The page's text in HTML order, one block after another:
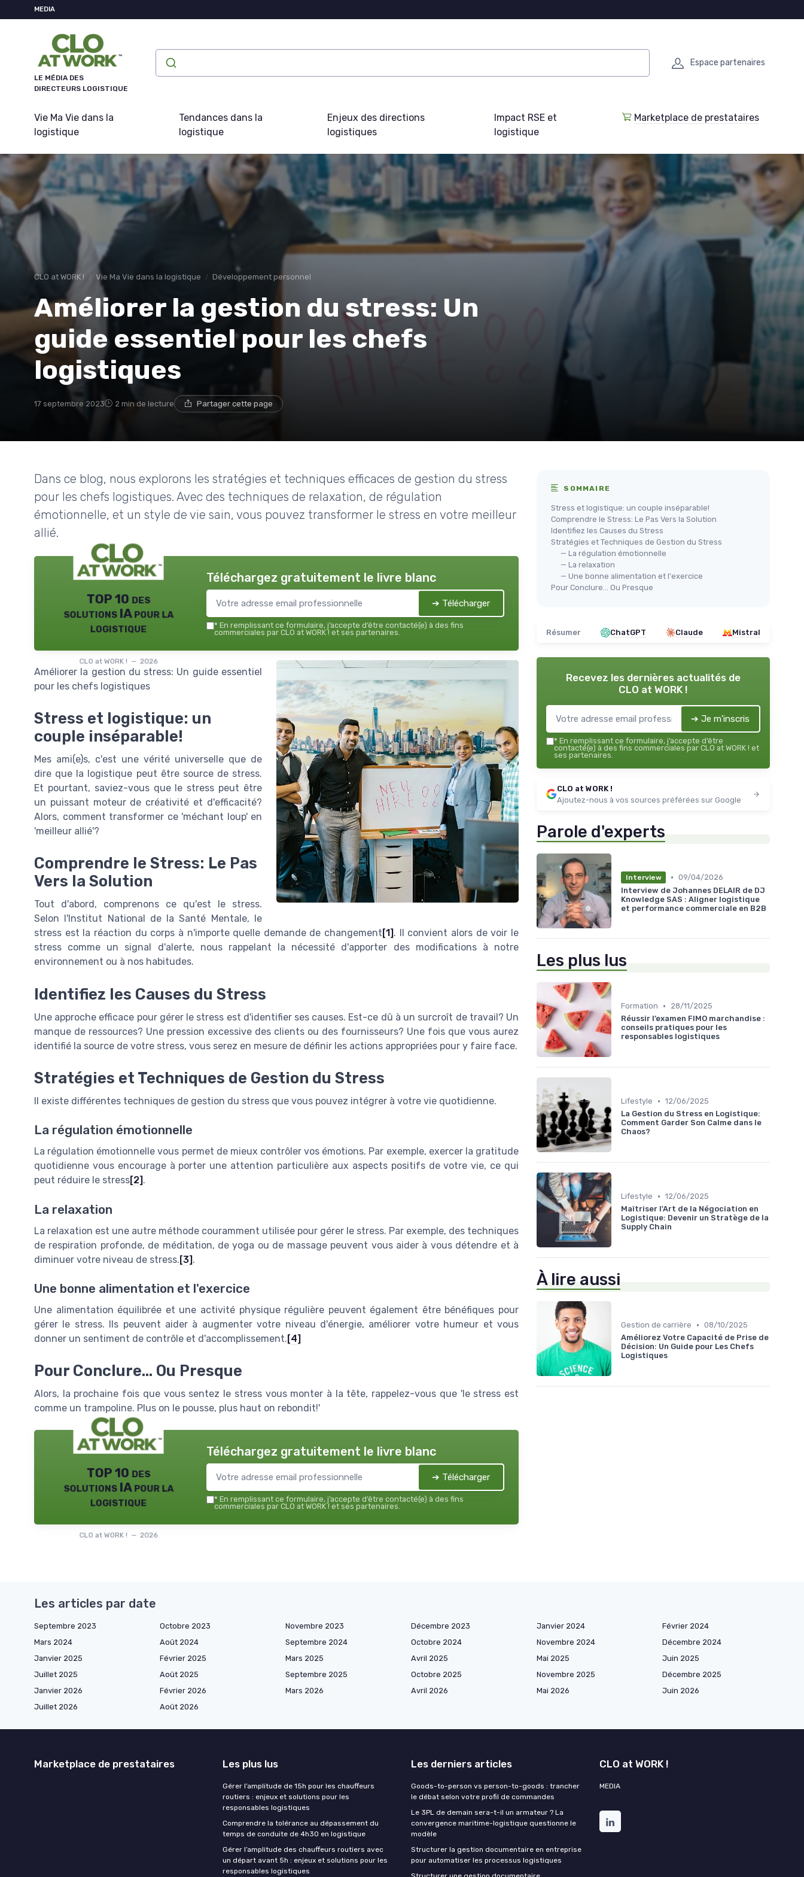
MEDIA
LE MÉDIA DES
DIRECTEURS LOGISTIQUE
Espace partenaires
Vie Ma Vie dans la
logistique
Tendances dans la
logistique
Enjeux des directions
logistiques
Impact RSE et
logistique
Marketplace de prestataires
CLO at WORK ! Vie Ma Vie dans la logistique Développement personnel
Améliorer la gestion du stress: Un
guide essentiel pour les chefs
logistiques
17 septembre 2023 2 min de lecture Partager cette page
Dans ce blog, nous explorons les stratégies et techniques efficaces de gestion du stress
pour les chefs logistiques. Avec des techniques de relaxation, de régulation
émotionnelle, et un style de vie sain, vous pouvez transformer le stress en votre meilleur
allié.
TOP 10 des
solutions IA pour la
logistique
CLO at WORK ! — 2026
Téléchargez gratuitement le livre blanc
➔ Télécharger
* En remplissant ce formulaire, j’accepte d’être contacté(e) à des fins
commerciales par CLO at WORK ! et ses partenaires.
Améliorer la gestion du stress: Un guide essentiel
pour les chefs logistiques
Stress et logistique: un
couple inséparable!
Mes ami(e)s, c'est une vérité universelle que de
dire que la logistique peut être source de stress.
Et pourtant, saviez-vous que le stress peut être
un puissant moteur de créativité et d'efficacité?
Alors, comment transformer ce 'méchant loup' en
'meilleur allié'?
Comprendre le Stress: Le Pas
Vers la Solution
Tout d'abord, comprenons ce qu'est le stress.
Selon l'Institut National de la Santé Mentale, le
stress est la réaction du corps à n'importe quelle demande de changement [1] . Il convient alors de voir le
stress comme un signal d'alerte, nous rappelant la nécessité d'apporter des modifications à notre
environnement ou à nos habitudes.
Identifiez les Causes du Stress
Une approche efficace pour gérer le stress est d'identifier ses causes. Est-ce dû à un surcroît de travail? Un
manque de ressources? Une pression excessive des clients ou des fournisseurs? Une fois que vous aurez
identifié la source de votre stress, vous serez en mesure de définir les actions appropriées pour y faire face.
Stratégies et Techniques de Gestion du Stress
Il existe différentes techniques de gestion du stress que vous pouvez intégrer à votre vie quotidienne.
La régulation émotionnelle
La régulation émotionnelle vous permet de mieux contrôler vos émotions. Par exemple, exercer la gratitude
quotidienne vous encourage à porter une attention particulière aux aspects positifs de votre vie, ce qui
peut réduire le stress[2] .
La relaxation
La relaxation est une autre méthode couramment utilisée pour gérer le stress. Par exemple, des techniques
de respiration profonde, de méditation, de yoga ou de massage peuvent vous aider à vous détendre et à
diminuer votre niveau de stress.[3].
Une bonne alimentation et l'exercice
Une alimentation équilibrée et une activité physique régulière peuvent également être bénéfiques pour
gérer le stress. Ils peuvent aider à augmenter votre niveau d'énergie, améliorer votre humeur et vous
donner un sentiment de contrôle et d'accomplissement.[4]
Pour Conclure... Ou Presque
Alors, la prochaine fois que vous sentez le stress vous monter à la tête, rappelez-vous que 'le stress est
comme un trampoline. Plus on le pousse, plus haut on rebondit!'
TOP 10 des
solutions IA pour la
logistique
CLO at WORK ! — 2026
Téléchargez gratuitement le livre blanc
➔ Télécharger
* En remplissant ce formulaire, j’accepte d’être contacté(e) à des fins
commerciales par CLO at WORK ! et ses partenaires.
SOMMAIRE
Stress et logistique: un couple inséparable!
Comprendre le Stress: Le Pas Vers la Solution
Identifiez les Causes du Stress
Stratégies et Techniques de Gestion du Stress
— La régulation émotionnelle
— La relaxation
— Une bonne alimentation et l'exercice
Pour Conclure... Ou Presque
Résumer ChatGPT Claude Mistral
Recevez les dernières actualités de
CLO at WORK !
➔ Je m'inscris
* En remplissant ce formulaire, j’accepte d’être
contacté(e) à des fins commerciales par CLO at WORK ! et
ses partenaires.
CLO at WORK !
Ajoutez-nous à vos sources préférées sur Google
Parole d'experts
Interview • 09/04/2026
Interview de Johannes DELAIR de DJ
Knowledge SAS : Aligner logistique
et performance commerciale en B2B
Les plus lus
Formation •
28/11/2025
Réussir l’examen FIMO marchandise :
conseils pratiques pour les
responsables logistiques
Lifestyle • 12/06/2025
La Gestion du Stress en Logistique:
Comment Garder Son Calme dans le
Chaos?
Lifestyle • 12/06/2025
Maîtriser l'Art de la Négociation en
Logistique: Devenir un Stratège de la
Supply Chain
À lire aussi
Gestion de carrière • 08/10/2025
Améliorez Votre Capacité de Prise de
Décision: Un Guide pour Les Chefs
Logistiques
Les articles par date
Septembre 2023 Octobre 2023 Novembre 2023 Décembre 2023 Janvier 2024
Février 2024
Mars 2024
Août 2024 Septembre 2024 Octobre 2024 Novembre 2024
Décembre 2024
Janvier 2025
Février 2025 Mars 2025 Avril 2025 Mai 2025
Juin 2025
Juillet 2025
Août 2025 Septembre 2025 Octobre 2025 Novembre 2025
Décembre 2025
Janvier 2026
Février 2026 Mars 2026 Avril 2026 Mai 2026
Juin 2026
Juillet 2026
Août 2026
Marketplace de prestataires Les plus lus
Gérer l’amplitude de 15h pour les chauffeurs
routiers : enjeux et solutions pour les
responsables logistiques
Comprendre la tolérance au dépassement du
temps de conduite de 4h30 en logistique
Gérer l’amplitude des chauffeurs routiers avec
un départ avant 5h : enjeux et solutions pour les
responsables logistiques
Les derniers articles
Goods-to-person vs person-to-goods : trancher
le débat selon votre profil de commandes
Le 3PL de demain sera-t-il un armateur ? La
convergence maritime-logistique questionne le
modèle
Structurer la gestion documentaire en entreprise
pour automatiser les processus logistiques
CLO at WORK !
MEDIA
Panneau de gestion des cookies